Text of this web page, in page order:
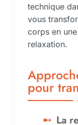
technique
vous
corps en
relaxation.
pour
La